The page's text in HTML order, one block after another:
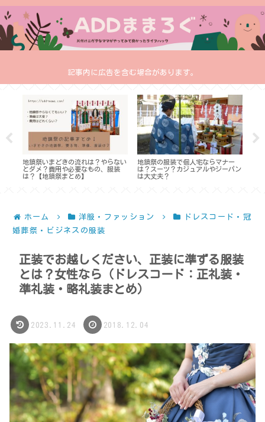
記事内に広告を含む場合があります。
地鎮祭いまどきの流れは？やらない
とダメ？費用や必要なもの、服装
は？【地鎮祭まとめ】
地鎮祭の服装で個人宅ならマナー
は？スーツ？カジュアルやジーパン
は大丈夫？
ホーム 洋服・ファッション
ドレスコード・冠
婚葬祭・ビジネスの服装
正装でお越しください、正装に準ずる服装
とは？女性なら（ドレスコード：正礼装・
準礼装・略礼装まとめ）
2023.11.24 2018.12.04